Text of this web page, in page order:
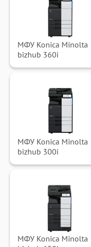
МФУ Konica Minolta
bizhub 360i
МФУ Konica Minolta
bizhub 300i
МФУ Konica Minolta